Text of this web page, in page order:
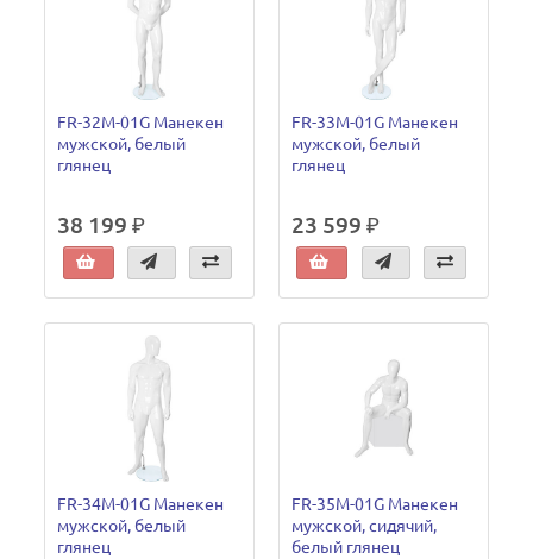
FR-32M-01G Манекен
мужской, белый
глянец
38 199 ₽
FR-33M-01G Манекен
мужской, белый
глянец
23 599 ₽
FR-34M-01G Манекен
мужской, белый
глянец
FR-35M-01G Манекен
мужской, сидячий,
белый глянец